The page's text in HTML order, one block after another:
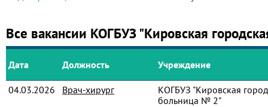
Все вакансии КОГБУЗ "Кировская
Дата Должность Учреждение
04.03.2026 Врач-хирург
КОГБУЗ "Кировская
больница № 2"